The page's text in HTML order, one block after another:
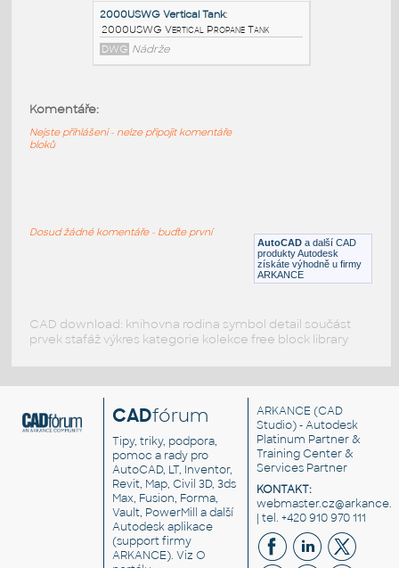
1750USWG Horizontal Propane Tank
DWG Nádrže
DWG Nádrže
DWG
Nádrže AutoCAD a další CAD
produkty Autodesk
získáte výhodně u firmy
ARKANCE
Komentáře:
Nejste přihlášeni - nelze připojit komentáře
bloků
Dosud žádné komentáře - buďte první
CAD download: knihovna rodina symbol detail součást
prvek stafáž výkres kategorie kolekce free block library
CADfórum
Tipy, triky, podpora,
pomoc a rady pro
AutoCAD, LT, Inventor,
Revit, Map, Civil 3D, 3ds
Max, Fusion, Forma,
Vault, PowerMill a další
Autodesk aplikace
(support firmy
ARKANCE). VizO
ARKANCE (CAD
Studio) - Autodesk
Platinum Partner &
Training Center &
Services Partner
KONTAKT:
| tel. +420 910 970 111